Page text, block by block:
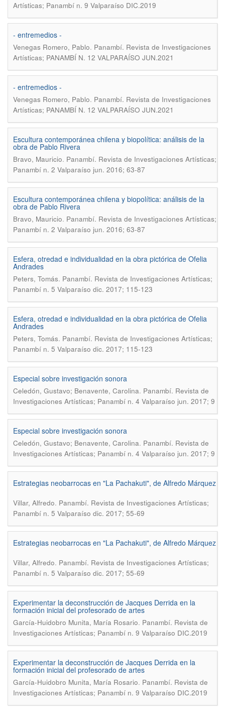
Artísticas; Panambí n. 9 Valparaíso DIC.2019
- entremedios -
Venegas Romero, Pablo. Panambí. Revista de Investigaciones
Artísticas; PANAMBÍ N. 12 VALPARAÍSO JUN.2021
- entremedios -
Venegas Romero, Pablo. Panambí. Revista de Investigaciones
Artísticas; PANAMBÍ N. 12 VALPARAÍSO JUN.2021
Escultura contemporánea chilena y biopolítica: análisis de la
obra de Pablo Rivera
Bravo, Mauricio. Panambí. Revista de Investigaciones Artísticas;
Panambí n. 2 Valparaíso jun. 2016; 63-87
Escultura contemporánea chilena y biopolítica: análisis de la
obra de Pablo Rivera
Bravo, Mauricio. Panambí. Revista de Investigaciones Artísticas;
Panambí n. 2 Valparaíso jun. 2016; 63-87
Esfera, otredad e individualidad en la obra pictórica de Ofelia
Andrades
Peters, Tomás. Panambí. Revista de Investigaciones Artísticas;
Panambí n. 5 Valparaíso dic. 2017; 115-123
Esfera, otredad e individualidad en la obra pictórica de Ofelia
Andrades
Peters, Tomás. Panambí. Revista de Investigaciones Artísticas;
Panambí n. 5 Valparaíso dic. 2017; 115-123
Especial sobre investigación sonora
Celedón, Gustavo; Benavente, Carolina. Panambí. Revista de
Investigaciones Artísticas; Panambí n. 4 Valparaíso jun. 2017; 9
Especial sobre investigación sonora
Celedón, Gustavo; Benavente, Carolina. Panambí. Revista de
Investigaciones Artísticas; Panambí n. 4 Valparaíso jun. 2017; 9
Estrategias neobarrocas en "La Pachakuti", de Alfredo Márquez
Villar, Alfredo. Panambí. Revista de Investigaciones Artísticas;
Panambí n. 5 Valparaíso dic. 2017; 55-69
Estrategias neobarrocas en "La Pachakuti", de Alfredo Márquez
Villar, Alfredo. Panambí. Revista de Investigaciones Artísticas;
Panambí n. 5 Valparaíso dic. 2017; 55-69
Experimentar la deconstrucción de Jacques Derrida en la
formación inicial del profesorado de artes
García-Huidobro Munita, María Rosario. Panambí. Revista de
Investigaciones Artísticas; Panambí n. 9 Valparaíso DIC.2019
Experimentar la deconstrucción de Jacques Derrida en la
formación inicial del profesorado de artes
García-Huidobro Munita, María Rosario. Panambí. Revista de
Investigaciones Artísticas; Panambí n. 9 Valparaíso DIC.2019